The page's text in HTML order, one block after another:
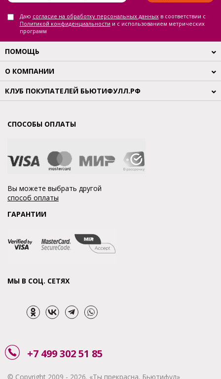
Даю согласие на обработку персональных данныхв соответствии с
Политикой конфиденциальности и с использованием метрических
программ
ПОМОЩЬ
О КОМПАНИИ
КЛУБ ПОКУПАТЕЛЕЙ БЬЮТИФУЛЛ.РФ
СПОСОБЫ ОПЛАТЫ
Вы можете выбрать другой
способ оплаты
ГАРАНТИИ
МЫ В СОЦ. СЕТЯХ
+7 499 302 51 85
© Copyright 2009 - 2026. «Ты прекрасна. Бьютифул»